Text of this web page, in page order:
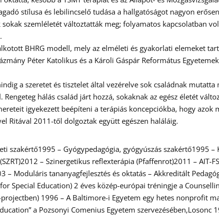
stílusa és lebilincselő tudása a hallgatóságot nagyon
szemléletét változtatták meg; folyamatos kapcsolatban
BHRG modell, mely az elméleti és gyakorlati elemeket
Péter Katolikus és a Károli Gáspár Református
a szeretet és tisztelet által vezérelve sok családnak
hálás család járt hozzá, sokaknak az egész életét
igyekezett beépíteni a terápiás koncepciókba, hogy
Ritával 2011-től dolgoztak együtt egészen haláláig.
szakértő1995 – Gyógypedagógia, gyógyúszás szakértő1995
– Szinergetikus reflexterápia (Pfaffenrot)2011 – AIT-
– Moduláris tananyagfejlesztés és oktatás – Akkreditált
Special Education) 2 éves közép-európai tréningje a
1996 – A Baltimore-i Egyetem egy hetes nonprofit
a Pozsonyi Comenius Egyetem